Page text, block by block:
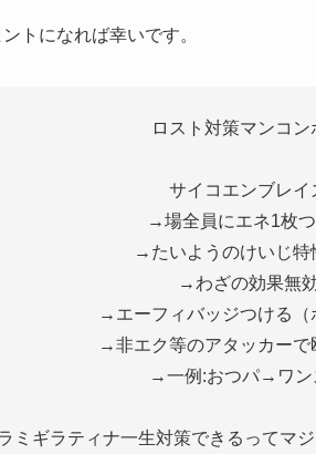
トになれば幸いです。
ロスト対策マンコン
サイコエンブレイ
→場全員にエネ1枚
→たいようのけいじ特
→わざの効果無
→エーフィバッジつける（
→非エク等のアタッカーで
→一例:おつパ→ワン
ミギラティナ一生対策できるってマジ